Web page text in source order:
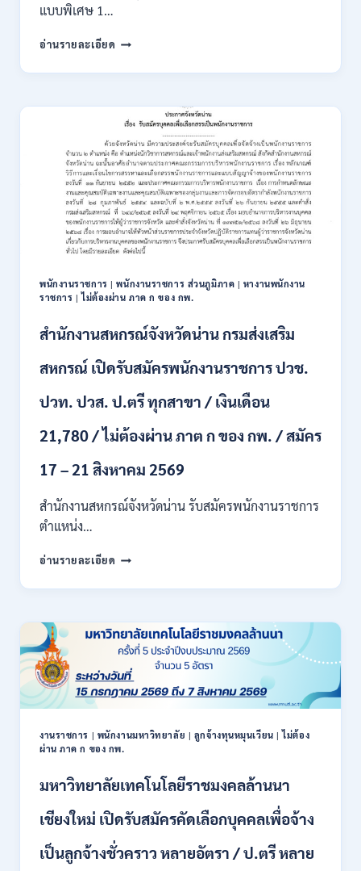
แบบพิเศษ 1…
อ่านรายละเอียด กระทรวง
เปิด
สมัคร
พนักงาน
ราชการ
รูป
แบบ
พิเศษ
111
อัตรา
/
ปวส.
ป.ตรี
หลาย
+
เงิน
17700
–
71500
/
ต้อง
ภาค
กพ.
สมัคร
17
–
28
สิงหาคม
2569
พนักงานราชการ |พนักงานราชการ ส่วนภูมิภาค | หางานพนักงาน
ราชการ |ไม่ต้องผ่าน ภาค ก ของ กพ.
สำนักงานสหกรณ์จังหวัดน่าน กรมส่งเสริม
สหกรณ์ เปิดรับสมัครพนักงานราชการ ปวช.
ปวท. ปวส. ป.ตรี ทุกสาขา / เงินเดือน
21,780 / ไม่ต้องผ่าน ภาต ก ของ กพ. / สมัคร
17 – 21 สิงหาคม 2569
สำนักงานสหกรณ์จังหวัดน่าน รับสมัครพนักงานราชการ
ตำแหน่ง…
อ่านรายละเอียด สำนักงาน
จังหวัด
กรม
ส่ง
เสริม
สหกรณ์
เปิด
รับ
พนักงาน
ราชการ
ปวท.
ป.ตรี
สาขา
/
งานราชการ | พนักงานมหาวิทยาลัย | ลูกจ้างทุนหมุนเวียน |ไม่ต้อง
ผ่าน ภาค ก ของ กพ.
มหาวิทยาลัยเทคโนโลยีราชมงคลล้านนา
เชียงใหม่ เปิดรับสมัครคัดเลือกบุคคลเพื่อจ้าง
เป็นลูกจ้างชั่วคราว หลายอัตรา / ป.ตรี หลาย